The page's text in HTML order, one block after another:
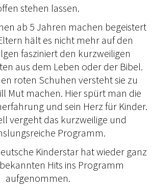
stehen lassen.
ab 5 Jahren machen begeistert
hält es nicht mehr auf den
fasziniert den kurzweiligen
aus dem Leben oder der Bibel.
roten Schuhen versteht sie zu
Mut machen. Hier spürt man die
und sein Herz für Kinder.
vergeht das kurzweilige und
Programm.
Kinderstar hat wieder ganz
Hits ins Programm
aufgenommen.